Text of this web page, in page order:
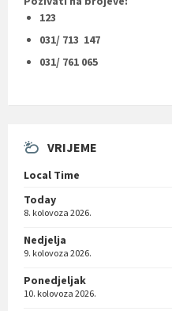
123
031/ 713 147
031/ 761 065
VRIJEME
Local Time
Today
8. kolovoza 2026.
Nedjelja
9. kolovoza 2026.
Ponedjeljak
10. kolovoza 2026.